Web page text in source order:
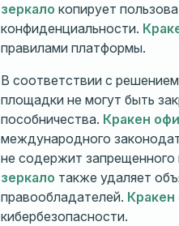
зеркало копирует
конфиденциальности.
правилами платформы.
В соответствии с
площадки не могут быть
пособничества. Кракен
международного
не содержит запрещенного
зеркало также удаляет
правообладателей. Кракен
кибербезопасности.